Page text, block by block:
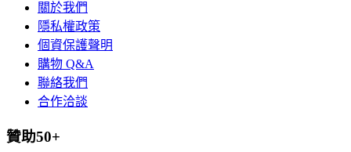
關於我們
隱私權政策
個資保護聲明
購物 Q&A
聯絡我們
合作洽談
贊助50+